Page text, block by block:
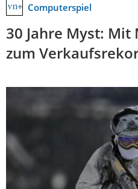
Computerspiel
30 Jahre Myst:
zum